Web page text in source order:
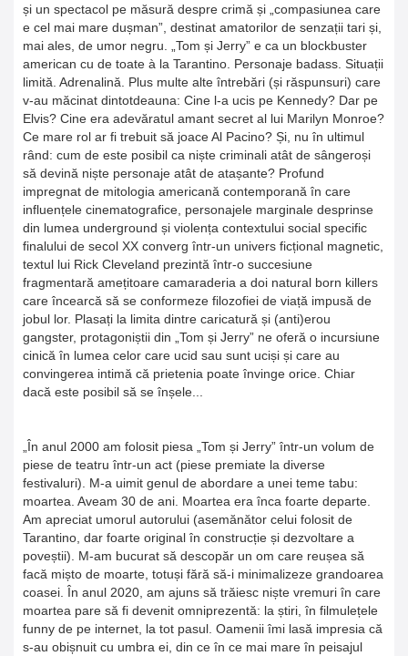
și un spectacol pe măsură despre crimă și „compasiunea care
e cel mai mare dușman”, destinat amatorilor de senzații tari și,
mai ales, de umor negru. „Tom și Jerry” e ca un blockbuster
american cu de toate à la Tarantino. Personaje badass. Situații
limită. Adrenalină. Plus multe alte întrebări (și răspunsuri) care
v-au măcinat dintotdeauna: Cine l-a ucis pe Kennedy? Dar pe
Elvis? Cine era adevăratul amant secret al lui Marilyn Monroe?
Ce mare rol ar fi trebuit să joace Al Pacino? Și, nu în ultimul
rând: cum de este posibil ca niște criminali atât de sângeroși
să devină niște personaje atât de atașante? Profund
impregnat de mitologia americană contemporană în care
influențele cinematografice, personajele marginale desprinse
din lumea underground și violența contextului social specific
finalului de secol XX converg într-un univers ficțional magnetic,
textul lui Rick Cleveland prezintă într-o succesiune
fragmentară amețitoare camaraderia a doi natural born killers
care încearcă să se conformeze filozofiei de viață impusă de
jobul lor. Plasați la limita dintre caricatură și (anti)erou
gangster, protagoniștii din „Tom și Jerry” ne oferă o incursiune
cinică în lumea celor care ucid sau sunt uciși și care au
convingerea intimă că prietenia poate învinge orice. Chiar
dacă este posibil să se înșele...
„În anul 2000 am folosit piesa „Tom și Jerry” într-un volum de
piese de teatru într-un act (piese premiate la diverse
festivaluri). M-a uimit genul de abordare a unei teme tabu:
moartea. Aveam 30 de ani. Moartea era înca foarte departe.
Am apreciat umorul autorului (asemănător celui folosit de
Tarantino, dar foarte original în construcție și dezvoltare a
poveștii). M-am bucurat să descopăr un om care reușea să
facă mișto de moarte, totuși fără să-i minimalizeze grandoarea
coasei. În anul 2020, am ajuns să trăiesc niște vremuri în care
moartea pare să fi devenit omniprezentă: la știri, în filmulețele
funny de pe internet, la tot pasul. Oamenii îmi lasă impresia că
s-au obișnuit cu umbra ei, din ce în ce mai mare în peisajul